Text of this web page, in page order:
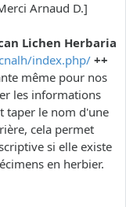
Arnaud D.]
Lichen Herbaria
index.php/ ++
même pour nos
les informations
taper le nom d'une
cela permet
si elle existe
en herbier.